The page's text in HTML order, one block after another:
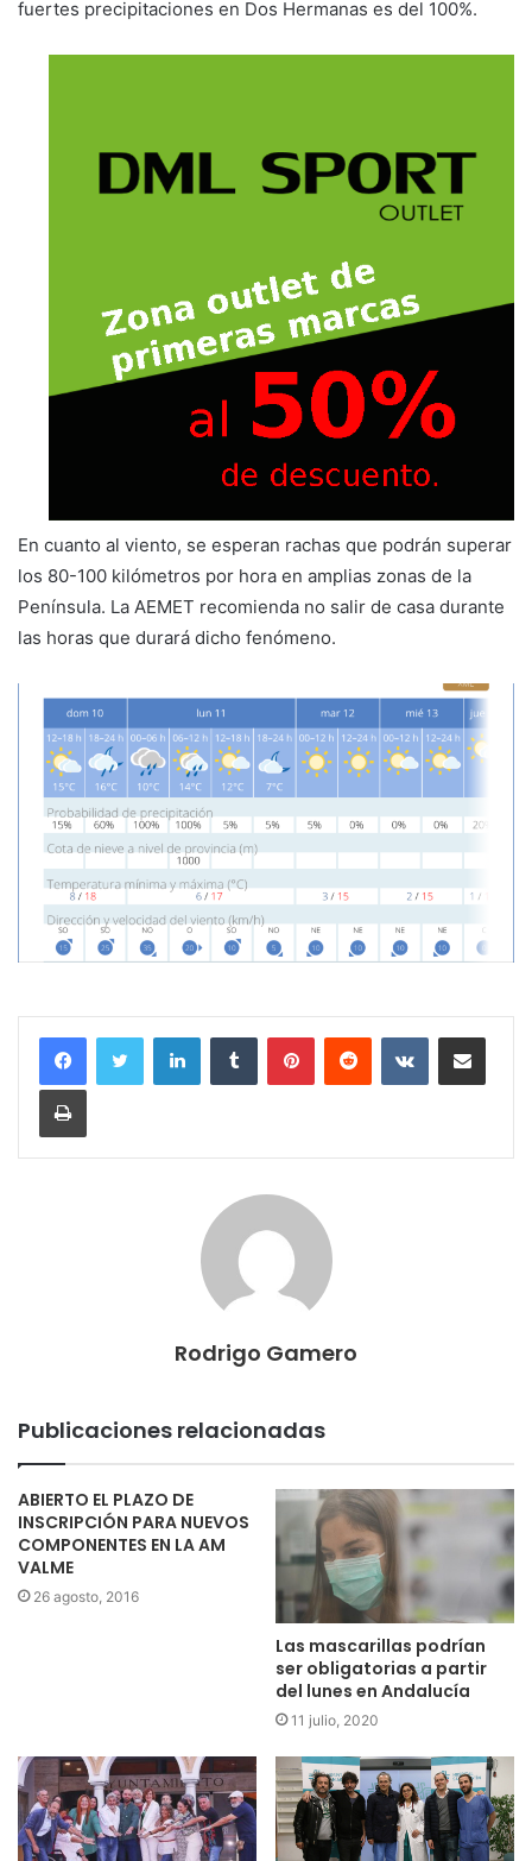
fuertes precipitaciones en Dos Hermanas es del 100%.
En cuanto al viento, se esperan rachas que podrán superar
los 80-100 kilómetros por hora en amplias zonas de la
Península. La AEMET recomienda no salir de casa durante
las horas que durará dicho fenómeno.
Rodrigo Gamero
Publicaciones relacionadas
ABIERTO EL PLAZO DE
INSCRIPCIÓN PARA NUEVOS
COMPONENTES EN LA AM
VALME
26 agosto, 2016
Las mascarillas podrían
ser obligatorias a partir
del lunes en Andalucía
11 julio, 2020